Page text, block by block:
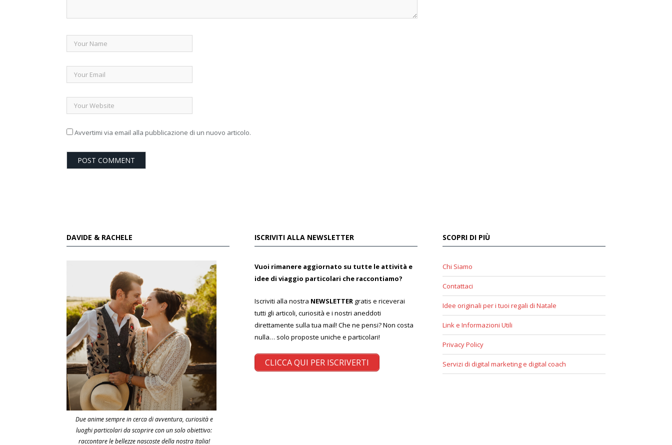
Avvertimi via email alla pubblicazione di un nuovo articolo.
DAVIDE & RACHELE
Due anime sempre in cerca di avventura, curiosità e
luoghi particolari da scoprire con un solo obiettivo:
raccontare le bellezze nascoste della nostra Italia!
ISCRIVITI ALLA NEWSLETTER
Vuoi rimanere aggiornato su tutte le attività e
idee di viaggio particolari che raccontiamo?
Iscriviti alla nostra NEWSLETTER gratis e riceverai
tutti gli articoli, curiosità e i nostri aneddoti
direttamente sulla tua mail! Che ne pensi? Non costa
nulla… solo proposte uniche e particolari!
CLICCA QUI PER ISCRIVERTI
SCOPRI DI PIÙ
Chi Siamo
Contattaci
Idee originali per i tuoi regali di Natale
Link e Informazioni Utili
Privacy Policy
Servizi di digital marketing e digital coach